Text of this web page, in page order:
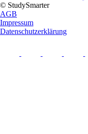
© StudySmarter
AGB
Impressum
Datenschutzerklärung